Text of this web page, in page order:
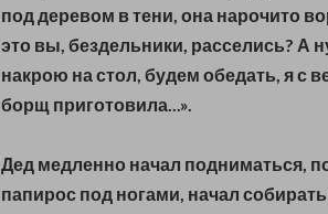
под деревом в тени, она нарочито
это вы, бездельники, расселись? А
накрою на стол, будем обедать, я с
борщ приготовила...».
Дед медленно начал подниматься,
папирос под ногами, начал